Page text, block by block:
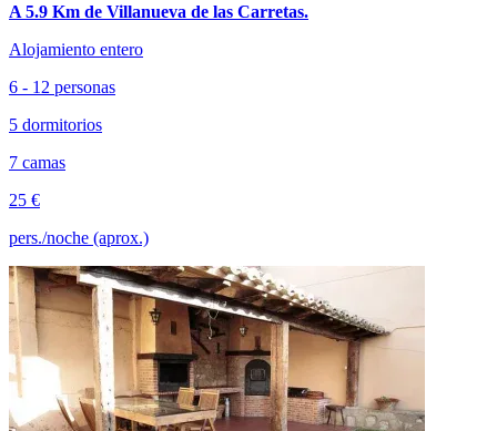
A 5.9 Km de Villanueva de las Carretas.
Alojamiento entero
6 - 12 personas
5 dormitorios
7 camas
25 €
pers./noche (aprox.)